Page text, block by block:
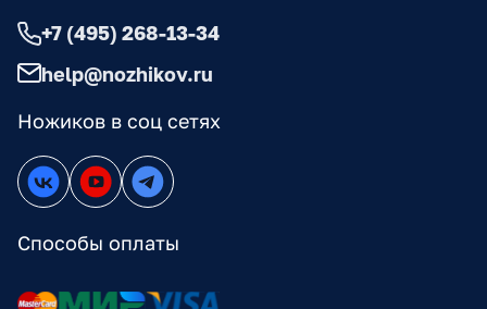
Ножиков в соц сетях
Способы оплаты
+7 (495) 268-13-34
help@nozhikov.ru